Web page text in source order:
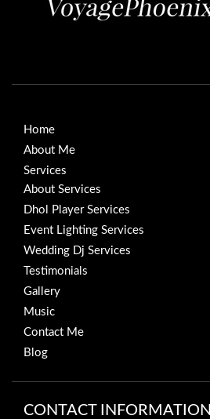
Home
About Me
Services
About Services
Dhol Player Services
Event Lighting Services
Wedding Dj Services
Testimonials
Gallery
Music
Contact Me
Blog
CONTACT INFORMATION